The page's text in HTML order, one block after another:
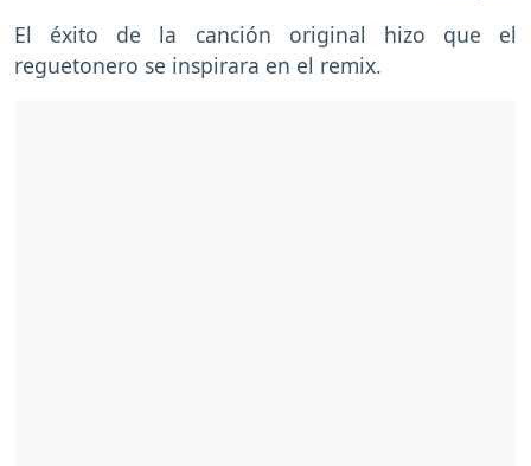
El éxito de la canción original hizo que el
reguetonero se inspirara en el remix.